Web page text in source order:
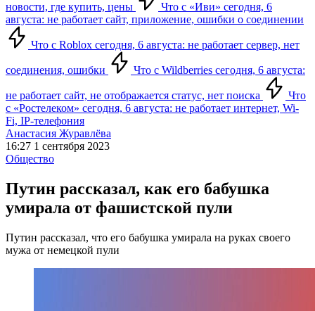
новости, где купить, цены
Что с «Иви» сегодня, 6
августа: не работает сайт, приложение, ошибки о соединении
Что с Roblox сегодня, 6 августа: не работает сервер, нет
соединения, ошибки Что с Wildberries сегодня, 6 августа:
не работает сайт, не отображается статус, нет поиска
Что
с «Ростелеком» сегодня, 6 августа: не работает интернет, Wi-
Fi, IP-телефония
Анастасия Журавлёва
16:27 1 сентября 2023
Общество
Путин рассказал, как его бабушка
умирала от фашистской пули
Путин рассказал, что его бабушка умирала на руках своего
мужа от немецкой пули